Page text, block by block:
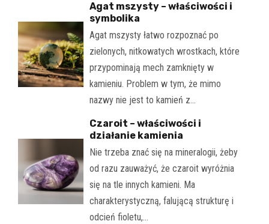
Agat mszysty – właściwości i
symbolika
Agat mszysty łatwo rozpoznać po
zielonych, nitkowatych wrostkach, które
przypominają mech zamknięty w
kamieniu. Problem w tym, że mimo
nazwy nie jest to kamień z…
Czaroit – właściwości i
działanie kamienia
Nie trzeba znać się na mineralogii, żeby
od razu zauważyć, że czaroit wyróżnia
się na tle innych kamieni. Ma
charakterystyczną, falującą strukturę i
odcień fioletu,…